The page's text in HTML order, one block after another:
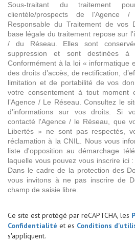
Sous-traitant du traitement
clientèle/prospects de
Responsable du Traitement de vos
base légale du traitement repose sur
/ du Réseau. Elles sont
suppression et sont destinées à
Conformément à la loi « informatique
des droits d’accès, de rectification,
limitation et de portabilité de vos
votre consentement à tout moment
l’Agence / Le Réseau. Consultez le
d’informations sur vos droits. Si
contacté l'Agence / le Réseau, que
Libertés » ne sont pas respectés,
réclamation à la CNIL. Nous vous
liste d'opposition au démarchage
laquelle vous pouvez vous inscrire ici :
Dans le cadre de la protection des
vous invitons à ne pas inscrire de
champ de saisie libre.
Ce site est protégé par reCAPTCHA, les
Confidentialité et es Conditions
s'appliquent.